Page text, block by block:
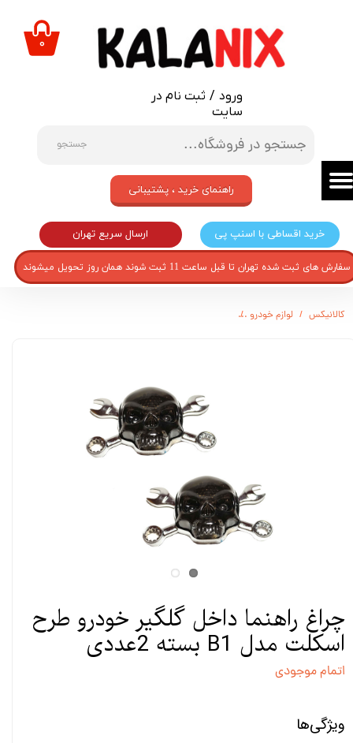
جستجو
ورود / ثبت نام در
سایت
حساب کاربری من
تغییر گذر واژه
خروج از حساب کاربری
۰
خرید اقساطی با اسنپ پی ارسال سریع تهران
راهنمای خرید ، پشتیبانی
سفارش های ثبت شده تهران تا قبل ساعت 11 ثبت شوند همان روز تحویل میشوند
کالانیکس لوازم خودرو
چراغ راهنما داخل گلگیر خودرو طرح
اسکلت مدل B1 بسته 2عددی
اتمام موجودی
ویژگی‌ها